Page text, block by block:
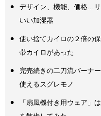
デザイン、機能、価格…
いい加湿器
使い捨てカイロの２倍の
帯カイロがあった
完売続きの二刀流バーナ
使えるスグレモノ
「扇風機付き用ウェア」